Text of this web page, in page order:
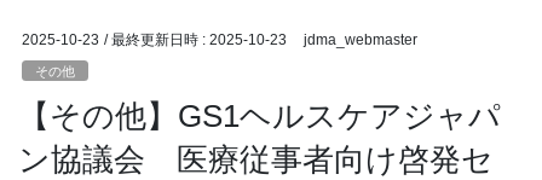
2025-10-23 / 最終更新日時 : 2025-10-23 jdma_webmaster
その他
【その他】GS1ヘルスケアジャパ
ン協議会 医療従事者向け啓発セ